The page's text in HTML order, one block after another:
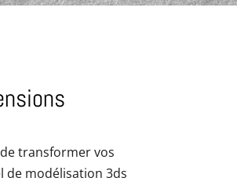
transformer vos
de modélisation 3ds